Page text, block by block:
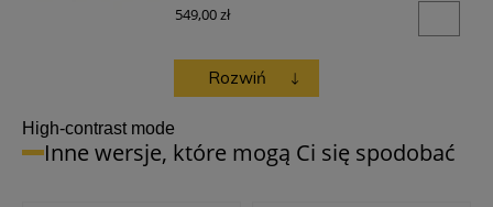
549,00 zł
Azzardo
Dali 60 LED 4000K kinkiet 1-punktowy
Azzardo
Dali 90 LED 3000K kinkiet 1-punktowy
Azzardo
Dali 120 LED 4000K kinkiet 1-punktowy
Azzardo
Dali 120 LED 3000K kinkiet 1-punktowy
Rozwiń
High-contrast mode
Inne wersje, które mogą Ci się spodobać